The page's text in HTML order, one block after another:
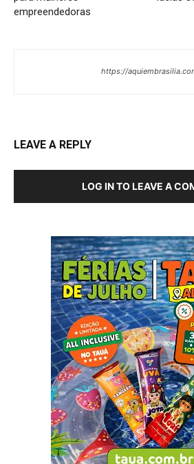
empreendedoras
https://
LEAVE A REPLY
LOG IN TO LEAVE A